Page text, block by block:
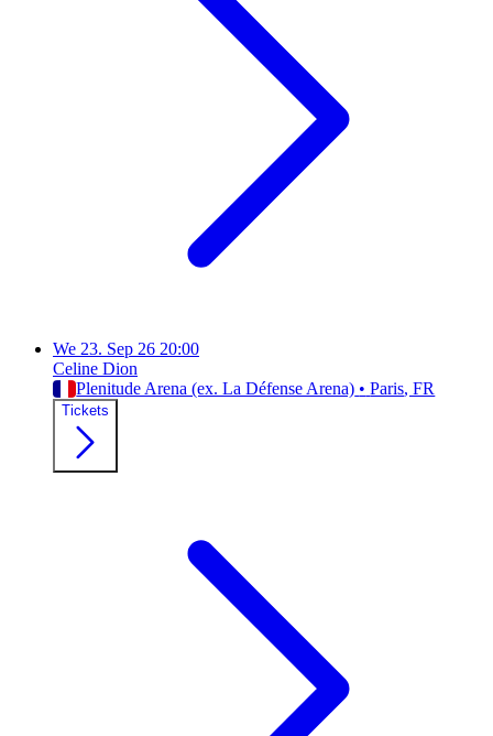
We 23. Sep 26 20:00
Celine Dion
Plenitude Arena (ex. La Défense Arena) • Paris, FR
Tickets